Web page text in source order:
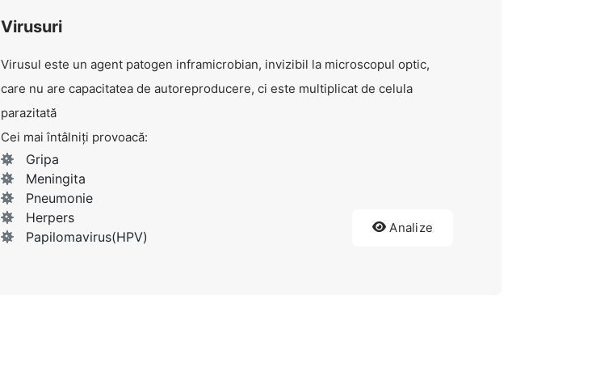
Virusuri
Virusul este un agent patogen inframicrobian, invizibil la microscopul optic,
care nu are capacitatea de autoreproducere, ci este multiplicat de celula
parazitată
Cei mai întâlniți provoacă:
Gripa
Meningita
Pneumonie
Herpers
Papilomavirus(HPV)
Analize